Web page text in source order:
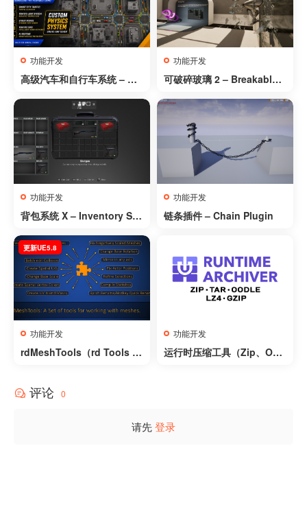
功能开发
高级汽车和自行车系统 – 车
– Advanced Cars And Bik
es System – Vehicle Physi
cs – Traffic AI – Drift Polic
e
功能开发
可破碎玻璃 2 – Breakable
功能开发
背包系统 X – Inventory Sys
功能开发
链条插件 – Chain Plugin
功能开发
rdMeshTools（rd Tools Pr
更新UE5.8
功能开发
运行时压缩工具（Zip、Ood
评论 0
请先登录